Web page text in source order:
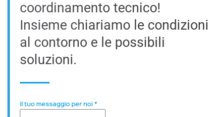
coordinamento tecnico!
Insieme chiariamo le condizioni
al contorno e le possibili
soluzioni.
Il tuo messaggio per noi *